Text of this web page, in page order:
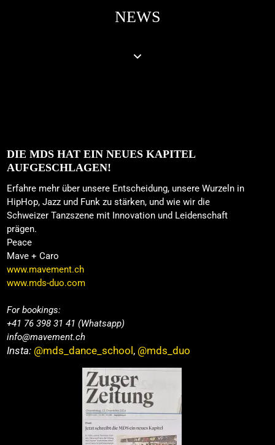
NEWS
DIE MDS HAT EIN NEUES KAPITEL
AUFGESCHLAGEN!
Erfahre mehr über unsere Entscheidung, unsere Wurzeln in
HipHop, Jazz und Funk zu stärken, und wie wir die
Schweizer Tanzszene mit Innovation und Leidenschaft
prägen.
Peace
Mave + Caro
www.mavement.ch
www.mds-duo.com
For bookings:
+41 76 398 31 41 (Whatsapp)
info@mavement.ch
Insta: @mds_dance_school , @mds_duo